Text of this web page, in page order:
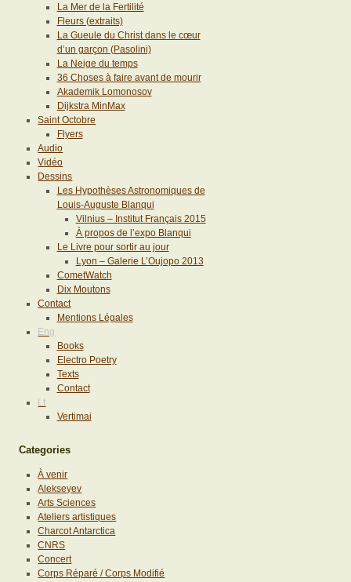
La Mer de la Fertilité
Fleurs (extraits)
La Gueule du Christ dans le cœur
d’un garçon (Pasolini)
La Neige du temps
36 Choses à faire avant de mourir
Akademik Lomonosov
Dijkstra MinMax
Saint Octobre
Flyers
Audio
Vidéo
Dessins
Les Hypothèses Astronomiques de
Louis-Auguste Blanqui
Vilnius – Institut Français 2015
À propos de l’expo Blanqui
Le Livre pour sortir au jour
Lyon – Galerie L’Oujopo 2013
CometWatch
Dix Moutons
Contact
Mentions Légales
Eng
Books
Electro Poetry
Texts
Contact
Lt
Vertimai
Categories
À venir
Alekseyev
Arts Sciences
Ateliers artistiques
Charcot Antarctica
CNRS
Concert
Corps Réparé / Corps Modifié